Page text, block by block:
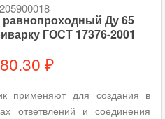
равнопроходный Ду 65
ГОСТ 17376-2001
₽
применяют для создания в
ответвлений и соединения